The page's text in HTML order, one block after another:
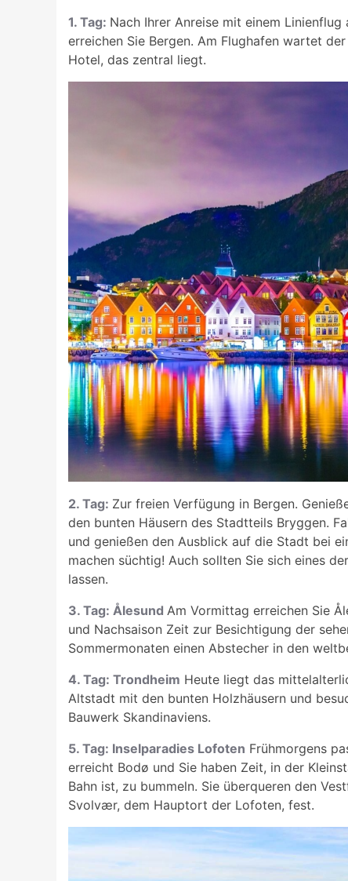
1. Tag: Nach Ihrer Anreise mit einem
erreichen Sie Bergen. Am Flughafen wartet
Hotel, das zentral liegt.
2. Tag: Zur freien Verfügung in Bergen.
den bunten Häusern des Stadtteils Bryggen.
und genießen den Ausblick auf die Stadt bei
machen süchtig! Auch sollten Sie sich eines
lassen.
3. Tag: Ålesund Am Vormittag erreichen Sie
und Nachsaison Zeit zur Besichtigung der
Sommermonaten einen Abstecher in den
4. Tag: Trondheim Heute liegt das
Altstadt mit den bunten Holzhäusern und
Bauwerk Skandinaviens.
5. Tag: Inselparadies Lofoten Frühmorgens
erreicht Bodø und Sie haben Zeit, in der
Bahn ist, zu bummeln. Sie überqueren den
Svolvær, dem Hauptort der Lofoten, fest.